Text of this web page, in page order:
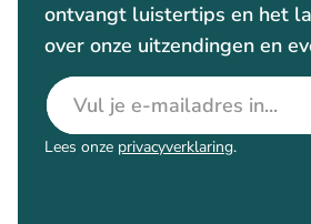
ontvangt luistertips en het
over onze uitzendingen en
E-mailadres
Lees onze privacyverklaring.